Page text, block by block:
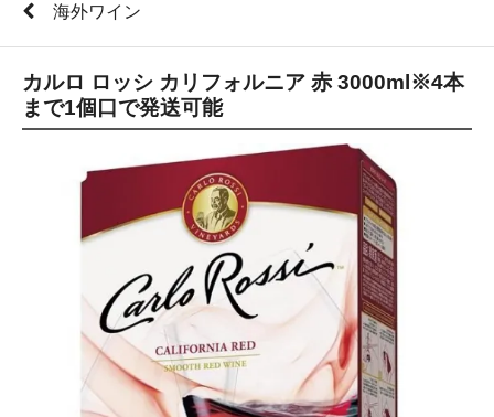
海外ワイン
カルロ ロッシ カリフォルニア 赤 3000ml※4本
まで1個口で発送可能